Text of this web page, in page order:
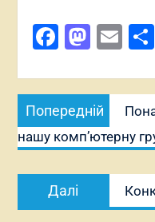
Facebook
Навігація
записів
Попередній
нашу компʼютерну
Далі